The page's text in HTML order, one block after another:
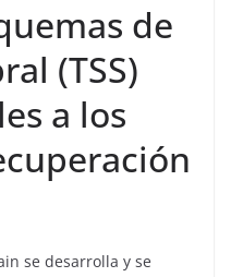
de
(TSS)
a los
se desarrolla y se